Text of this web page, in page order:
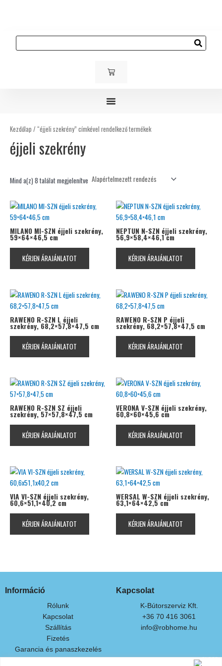
KOSÁR
Kezdőlap / “éjjeli szekrény” címkével rendelkező termékek
éjjeli szekrény
Mind a(z) 8 találat megjelenítve
MILANO MI-SZN éjjeli szekrény,
59×64×46,5 cm
KÉRJEN ÁRAJÁNLATOT
NEPTUN N-SZN éjjeli szekrény,
56,9×58,4×46,1 cm
KÉRJEN ÁRAJÁNLATOT
RAWENO R-SZN L éjjeli
szekrény, 68,2×57,8×47,5 cm
KÉRJEN ÁRAJÁNLATOT
RAWENO R-SZN P éjjeli
szekrény, 68,2×57,8×47,5 cm
KÉRJEN ÁRAJÁNLATOT
RAWENO R-SZN SZ éjjeli
szekrény, 57×57,8×47,5 cm
KÉRJEN ÁRAJÁNLATOT
VERONA V-SZN éjjeli szekrény,
60,8×60×45,6 cm
KÉRJEN ÁRAJÁNLATOT
VIA VI-SZN éjjeli szekrény,
60,6×51,1×40,2 cm
KÉRJEN ÁRAJÁNLATOT
WERSAL W-SZN éjjeli szekrény,
63,1×64×42,5 cm
KÉRJEN ÁRAJÁNLATOT
Információ
Rólunk
Kapcsolat
Szállítás
Fizetés
Garancia és panaszkezelés
Kapcsolat
K-Bútorszerviz Kft.
+36 70 416 3061
info@robhome.hu